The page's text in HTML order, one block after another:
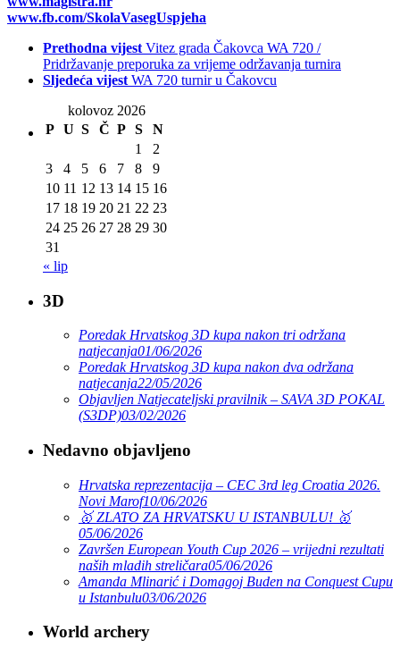
www.fb.com/SkolaVasegUspjeha
Prethodna vijest Vitez grada Čakovca WA 720 /
Pridržavanje preporuka za vrijeme održavanja turnira
Sljedeća vijest WA 720 turnir u Čakovcu
kolovoz 2026
P U S Č P S
N
1
2
3
4 5 6 7 8
9
10 11 12 13 14 15 16
17 18 19 20 21 22 23
24 25 26 27 28 29 30
31
« lip
3D
Poredak Hrvatskog 3D kupa nakon tri održana
natjecanja01/06/2026
Poredak Hrvatskog 3D kupa nakon dva održana
natjecanja22/05/2026
Objavljen Natjecateljski pravilnik – SAVA 3D POKAL
(S3DP)03/02/2026
Nedavno objavljeno
Hrvatska reprezentacija – CEC 3rd leg Croatia 2026.
Novi Marof10/06/2026
🥇 ZLATO ZA HRVATSKU U ISTANBULU! 🥇
05/06/2026
Završen European Youth Cup 2026 – vrijedni rezultati
naših mladih streličara05/06/2026
Amanda Mlinarić i Domagoj Buden na Conquest Cupu
u Istanbulu03/06/2026
World archery